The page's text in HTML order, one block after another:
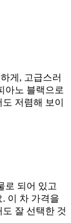
게, 고급스러
아노 블랙으로
저렴해 보이
로 되어 있고
이 차 가격을
잘 선택한 것